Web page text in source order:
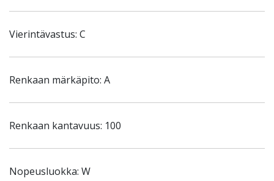
Vierintävastus: C
Renkaan märkäpito: A
Renkaan kantavuus: 100
Nopeusluokka: W